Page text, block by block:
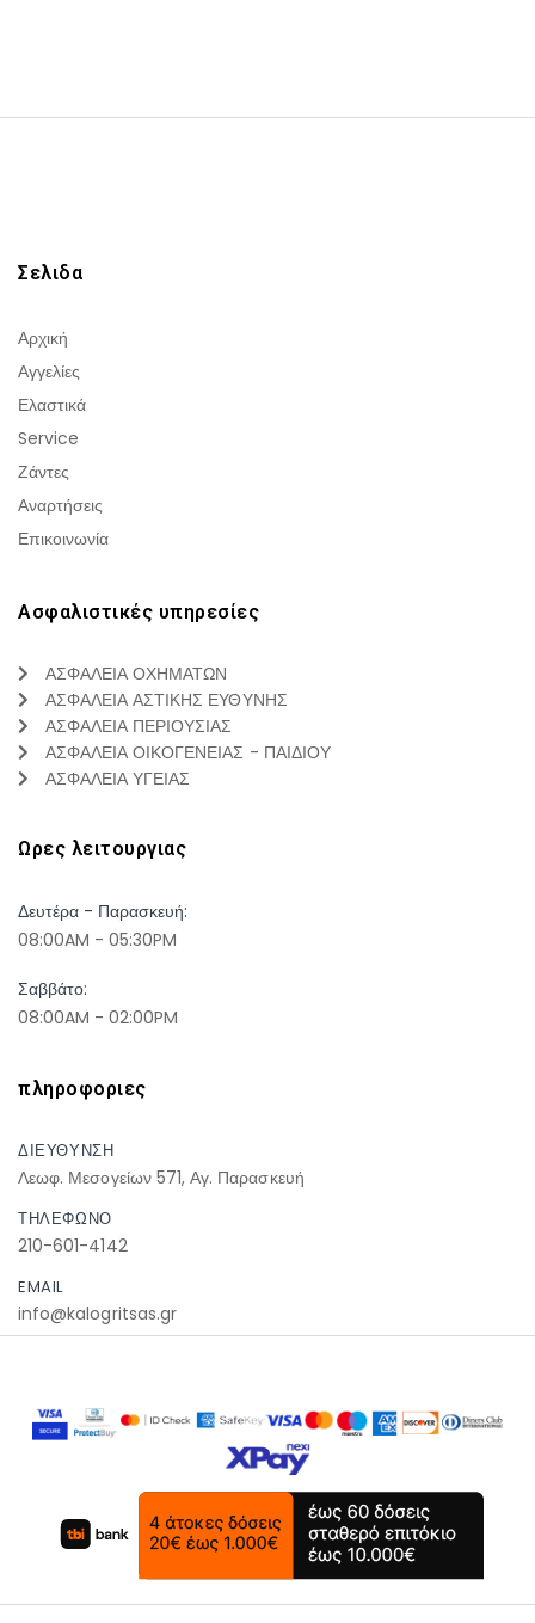
Σελιδα
Αρχική
Αγγελίες
Ελαστικά
Service
Ζάντες
Αναρτήσεις
Επικοινωνία
Ασφαλιστικές υπηρεσίες
ΑΣΦΑΛΕΙΑ ΟΧΗΜΑΤΩΝ
ΑΣΦΑΛΕΙΑ ΑΣΤΙΚΗΣ ΕΥΘΥΝΗΣ
ΑΣΦΑΛΕΙΑ ΠΕΡΙΟΥΣΙΑΣ
ΑΣΦΑΛΕΙΑ ΟΙΚΟΓΕΝΕΙΑΣ - ΠΑΙΔΙΟΥ
ΑΣΦΑΛΕΙΑ ΥΓΕΙΑΣ
Ωρες λειτουργιας
Δευτέρα - Παρασκευή:
08:00AM - 05:30PM
Σαββάτο:
08:00AM - 02:00PM
πληροφοριες
ΔΙΕΥΘΥΝΣΗ
Λεωφ. Μεσογείων 571, Αγ. Παρασκευή
ΤΗΛΕΦΩΝΟ
210-601-4142
EMAIL
info@kalogritsas.gr